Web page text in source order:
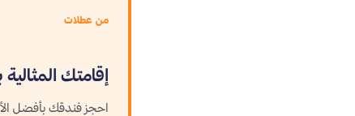
من عطلات
إقامتك المثالية
احجز فندقك بأفضل